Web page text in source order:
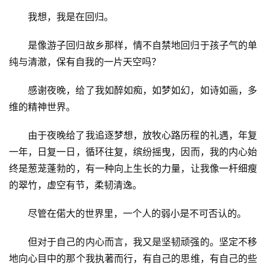
我想，我是在回归。
是像游子回归故乡那样，情不自禁地回归于孩子气的单
纯与清澈，保有自我的一片天空吗？
感谢夜晚，给了我如醉如痴，如梦如幻，如诗如画，多
维的精神世界。
由于夜晚给了我追逐梦想，放牧心路历程的礼遇，年复
一年，日复一日，循环往复，缤纷摇曳，因而，我的内心始
终是葱茏蓬勃的，有一种向上生长的力量，让我像一杆细瘦
的翠竹，虚空有节，柔韧清逸。
尽管在偌大的世界里，一个人的弱小是不可否认的。
但对于自己的内心而言，我又是坚韧顽强的。坚定不移
地向心目中的那个我执著而行，有自己的思维，有自己的些